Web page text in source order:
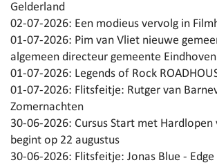
Gelderland
02-07-2026: Een modieus vervolg in
01-07-2026: Pim van Vliet nieuwe
algemeen directeur gemeente Eindhoven
01-07-2026: Legends of Rock
01-07-2026: Flitsfeitje: Rutger van
Zomernachten
30-06-2026: Cursus Start met Hardlopen
begint op 22 augustus
30-06-2026: Flitsfeitje: Jonas Blue -